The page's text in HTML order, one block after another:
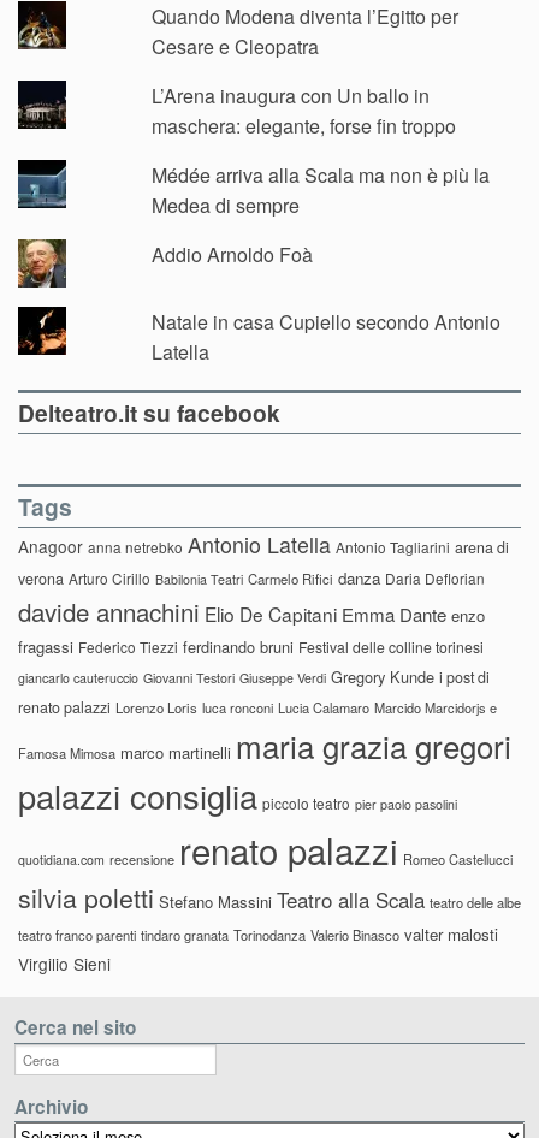
Quando Modena diventa l’Egitto per
Cesare e Cleopatra
L’Arena inaugura con Un ballo in
maschera: elegante, forse fin troppo
Médée arriva alla Scala ma non è più la
Medea di sempre
Addio Arnoldo Foà
Natale in casa Cupiello secondo Antonio
Latella
Delteatro.it su facebook
Tags
Anagoor anna netrebko Antonio Latella Antonio Tagliarini arena di
verona Arturo Cirillo Babilonia Teatri Carmelo Rifici danza Daria Deflorian
davide annachini Elio De Capitani Emma Dante enzo
fragassi Federico Tiezzi ferdinando bruni Festival delle colline torinesi
giancarlo cauteruccio Giovanni Testori Giuseppe Verdi Gregory Kunde i post di
renato palazzi Lorenzo Loris luca ronconi Lucia Calamaro Marcido Marcidorjs e
Famosa Mimosa marco martinelli maria grazia gregori
palazzi consiglia piccolo teatro pier paolo pasolini
quotidiana.com recensione renato palazzi Romeo Castellucci
silvia poletti Stefano Massini Teatro alla Scala teatro delle albe
teatro franco parenti tindaro granata Torinodanza Valerio Binasco valter malosti
Virgilio Sieni
Cerca nel sito
Archivio
Archivio